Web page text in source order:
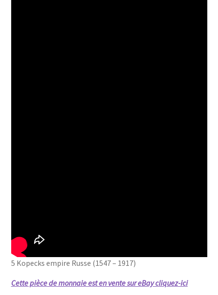
5 Kopecks empire Russe (1547 – 1917)
Cette pièce de monnaie est en vente sur eBay cliquez-ici